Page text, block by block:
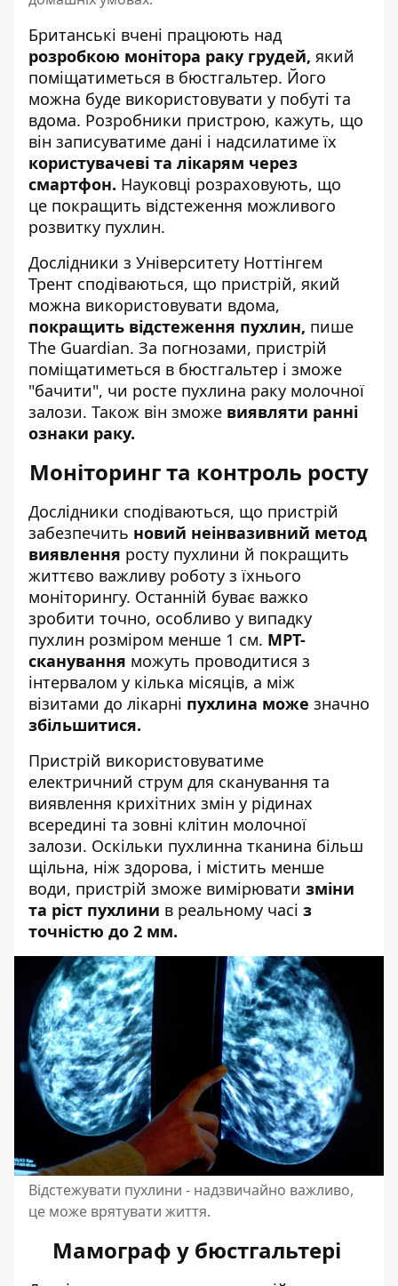
Британські вчені працюють над
розробкою монітора раку грудей, який
поміщатиметься в бюстгальтер. Його
можна буде використовувати у побуті та
вдома. Розробники пристрою, кажуть, що
він записуватиме дані і надсилатиме їх
користувачеві та лікарям через
смартфон. Науковці розраховують, що
це покращить відстеження можливого
розвитку пухлин.
Дослідники з Університету Ноттінгем
Трент сподіваються, що пристрій, який
можна використовувати вдома,
покращить відстеження пухлин, пише
The Guardian. За погнозами, пристрій
поміщатиметься в бюстгальтер і зможе
"бачити", чи росте пухлина раку молочної
залози. Також він зможе виявляти ранні
ознаки раку.
Моніторинг та контроль росту
Дослідники сподіваються, що пристрій
забезпечить новий неінвазивний метод
виявлення росту пухлини й покращить
життєво важливу роботу з їхнього
моніторингу. Останній буває важко
зробити точно, особливо у випадку
пухлин розміром менше 1 см. МРТ-
сканування можуть проводитися з
інтервалом у кілька місяців, а між
візитами до лікарні пухлина може значно
збільшитися.
Пристрій використовуватиме
електричний струм для сканування та
виявлення крихітних змін у рідинах
всередині та зовні клітин молочної
залози. Оскільки пухлинна тканина більш
щільна, ніж здорова, і містить менше
води, пристрій зможе вимірювати зміни
та ріст пухлини в реальному часі з
точністю до 2 мм.
Відстежувати пухлини - надзвичайно важливо,
це може врятувати життя.
Мамограф у бюстгальтері